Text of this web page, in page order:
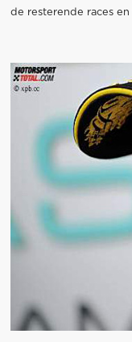
de resterende races